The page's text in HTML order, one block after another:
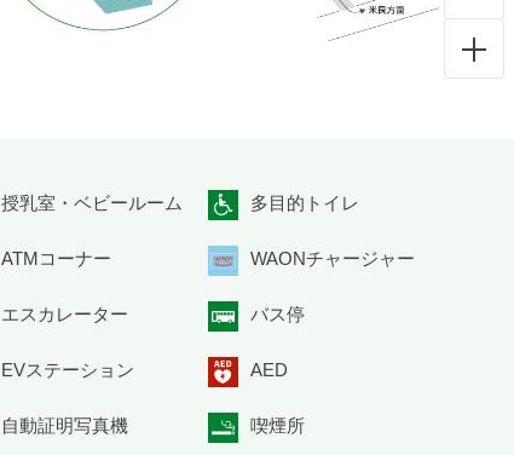
授乳室・ベビールーム 多目的トイレ
ATMコーナー WAONチャージャー
エスカレーター バス停
EVステーション AED
自動証明写真機 喫煙所